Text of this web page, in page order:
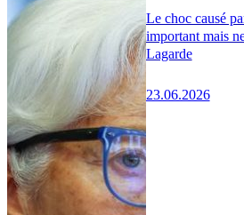
Le choc causé
important mais
Lagarde
23.06.2026